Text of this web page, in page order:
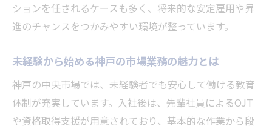
ションを任されるケースも多く、将来的な安定雇用や昇
進のチャンスをつかみやすい環境が整っています。
未経験から始める神戸の市場業務の魅力とは
神戸の中央市場では、未経験者でも安心して働ける教育
体制が充実しています。入社後は、先輩社員によるOJT
や資格取得支援が用意されており、基本的な作業から段